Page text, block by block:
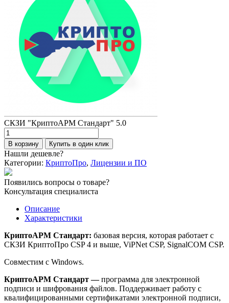
СКЗИ "КриптоАРМ Стандарт" 5.0
Количество
товара
СКЗИ
"КриптоАРМ
Стандарт"
5.0
В корзину Купить в один клик
Нашли дешевле?
Категории: КриптоПро, Лицензии и ПО
Появились вопросы о товаре?
Консультация специалиста
Описание
Характеристики
КриптоАРМ Стандарт: базовая версия, которая работает с
СКЗИ КриптоПро CSP 4 и выше, ViPNet CSP, SignalCOM CSP.
Совместим с Windows.
КриптоАРМ Стандарт —программа для электронной
подписи и шифрования файлов. Поддерживает работу с
квалифицированными сертификатами электронной подписи,